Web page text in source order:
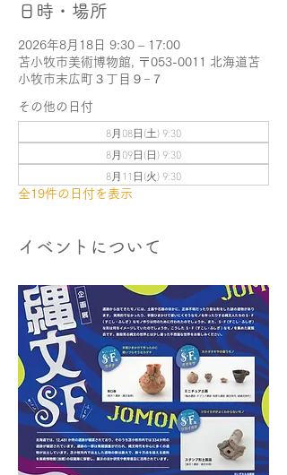
日時・場所
2026年8月18日 9:30 – 17:00
苫小牧市美術博物館, 〒053-0011 北海道苫
小牧市末広町３丁目９−７
その他の日付
8月08日(土) 9:30
8月09日(日) 9:30
8月11日(火) 9:30
全19件の日付を表示
イベントについて